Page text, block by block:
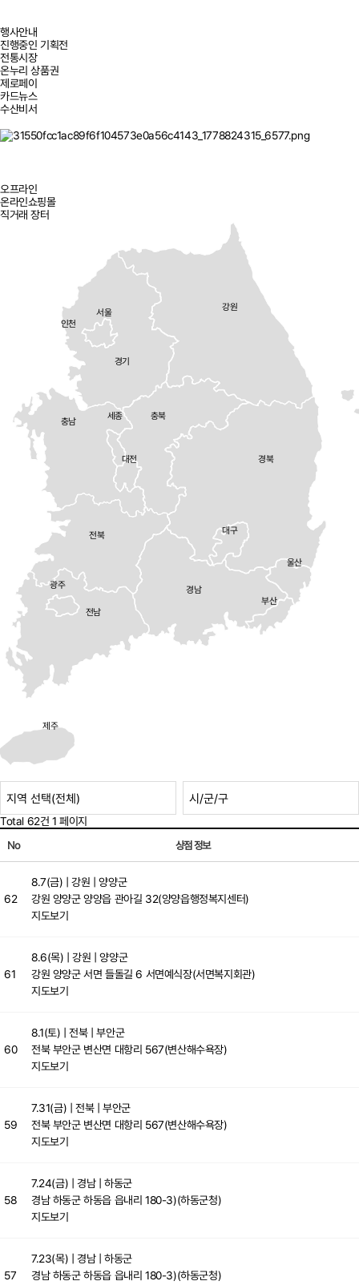
행사안내
진행중인 기획전
전통시장
온누리 상품권
제로페이
카드뉴스
수산비서
오프라인
온라인쇼핑몰
직거래 장터
서울
인천
경기
강원
충남 충북
세종
대전 경북
대구
경남
울산
부산
전북
광주
전남
제주
Total 62건 1 페이지
No
상점 정보
62
8.7(금) | 강원 | 양양군
강원 양양군 양양읍 관아길 32(양양읍행정복지센터)
지도보기
61
8.6(목) | 강원 | 양양군
강원 양양군 서면 들돌길 6 서면예식장(서면복지회관)
지도보기
60
8.1(토) | 전북 | 부안군
전북 부안군 변산면 대항리 567(변산해수욕장)
지도보기
59
7.31(금) | 전북 | 부안군
전북 부안군 변산면 대항리 567(변산해수욕장)
지도보기
58
7.24(금) | 경남 | 하동군
경남 하동군 하동읍 읍내리 180-3)(하동군청)
지도보기
57
7.23(목) | 경남 | 하동군
경남 하동군 하동읍 읍내리 180-3)(하동군청)